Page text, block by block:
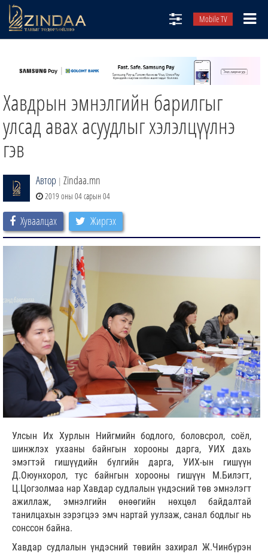
Mobile TV
ТВ8
ӨГЛӨӨНИЙ СОНИН
АУДИО ЗОХИОЛ
ЗИНДАА СЭТГҮҮЛ
Хавдрын эмнэлгийн барилгыг
улсад авах асуудлыг хэлэлцүүлнэ
гэв
Автор | Zindaa.mn
2019 оны 04 сарын 04
Хуваалцах Жиргэх
Улсын Их Хурлын Нийгмийн бодлого, боловсрол, соёл,
шинжлэх ухааны байнгын хорооны дарга, УИХ дахь
эмэгтэй гишүүдийн бүлгийн дарга, УИХ-ын гишүүн
Д.Оюунхорол, тус байнгын хорооны гишүүн М.Билэгт,
Ц.Цогзолмаа нар Хавдар судлалын үндэсний төв эмнэлэгт
ажиллаж, эмнэлгийн өнөөгийн нөхцөл байдалтай
танилцахын зэрэгцээ эмч нартай уулзаж, санал бодлыг нь
сонссон байна.
Хавдар судлалын үндэсний төвийн захирал Ж.Чинбүрэн